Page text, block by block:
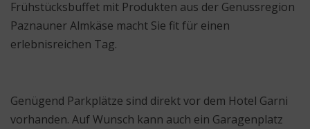
Frühstücksbuffet mit Produkten aus der Genussregion
Paznauner Almkäse macht Sie fit für einen
erlebnisreichen Tag.
Genügend Parkplätze sind direkt vor dem Hotel Garni
vorhanden. Auf Wunsch kann auch ein Garagenplatz